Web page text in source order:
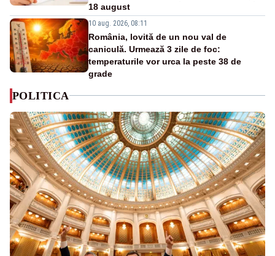
18 august
10 aug. 2026, 08:11
România, lovită de un nou val de
caniculă. Urmează 3 zile de foc:
temperaturile vor urca la peste 38 de
grade
POLITICA